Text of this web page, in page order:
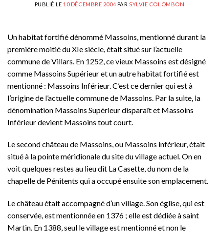
PUBLIÉ LE 10 DÉCEMBRE 2004 PAR SYLVIE COLOMBON
Un habitat fortifié dénommé Massoins, mentionné durant la
première moitié du XIe siècle, était situé sur l’actuelle
commune de Villars. En 1252, ce vieux Massoins est désigné
comme Massoins Supérieur et un autre habitat fortifié est
mentionné : Massoins Inférieur. C’est ce dernier qui est à
l’origine de l’actuelle commune de Massoins. Par la suite, la
dénomination Massoins Supérieur disparaît et Massoins
Inférieur devient Massoins tout court.
Le second château de Massoins, ou Massoins inférieur, était
situé à la pointe méridionale du site du village actuel. On en
voit quelques restes au lieu dit La Casette, du nom de la
chapelle de Pénitents qui a occupé ensuite son emplacement.
Le château était accompagné d’un village. Son église, qui est
conservée, est mentionnée en 1376 ; elle est dédiée à saint
Martin. En 1388, seul le village est mentionné et non le